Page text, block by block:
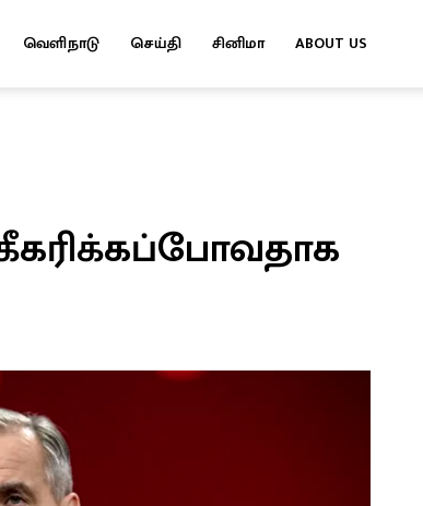
வெளிநாடு செய்தி சினிமா ABOUT US